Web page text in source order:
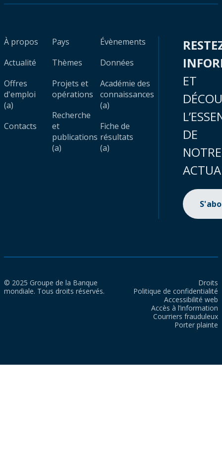
À propos
Actualité
Offres
d'emploi
(a)
Contacts
Pays
Thèmes
Projets et
opérations
Recherche
et
publications
(a)
Évènements
Données
Académie des
connaissances
(a)
Fiche de
résultats
(a)
ET
DE
NOTRE
© 2025 Groupe de la Banque
mondiale. Tous droits réservés.
Droits
Politique de confidentialité
Accessibilité web
Accès à l’information
Courriers frauduleux
Porter plainte